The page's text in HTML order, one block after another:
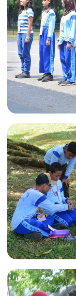
Kegiatan
SNEUSA
Kegiatan
SNEUSA